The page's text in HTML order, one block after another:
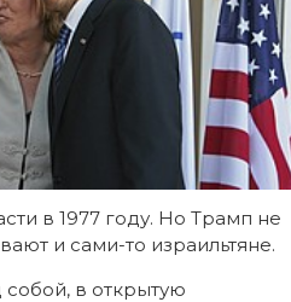
в 1977 году. Но Трамп не
и сами-то израильтяне.
в открытую